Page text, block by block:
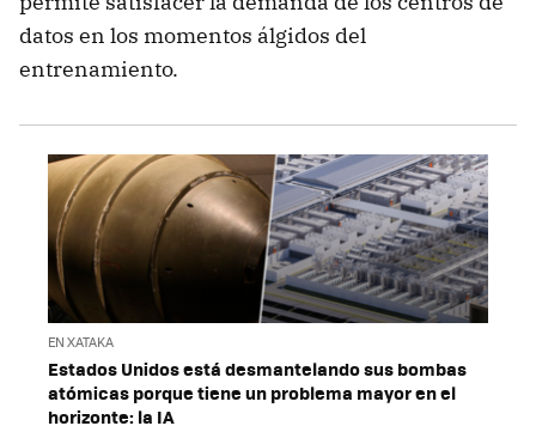
datos en los momentos álgidos del
entrenamiento.
EN XATAKA
Estados Unidos está desmantelando sus bombas
atómicas porque tiene un problema mayor en el
horizonte: la IA